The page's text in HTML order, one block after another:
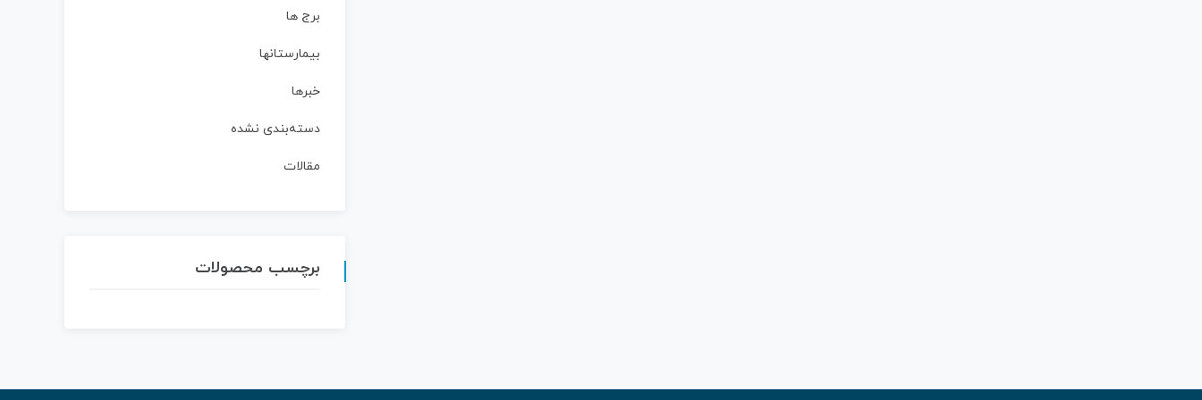
برج ها
بیمارستانها
خبرها
دسته‌بندی نشده
مقالات
برچسب محصولات